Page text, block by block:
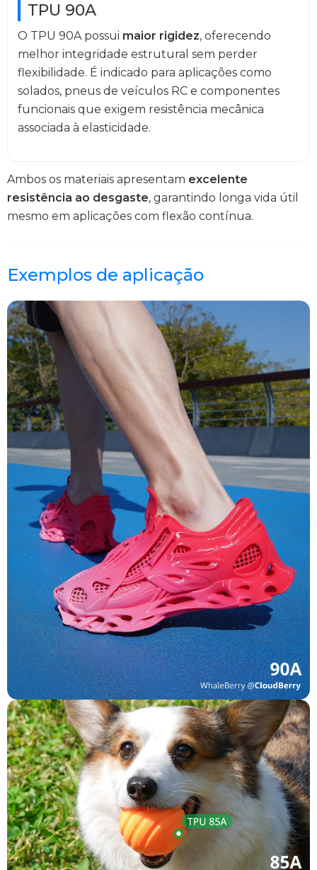
TPU 90A
O TPU 90A possui maior rigidez, oferecendo
melhor integridade estrutural sem perder
flexibilidade. É indicado para aplicações como
solados, pneus de veículos RC e componentes
funcionais que exigem resistência mecânica
associada à elasticidade.
Ambos os materiais apresentam excelente
resistência ao desgaste, garantindo longa vida útil
mesmo em aplicações com flexão contínua.
Exemplos de aplicação